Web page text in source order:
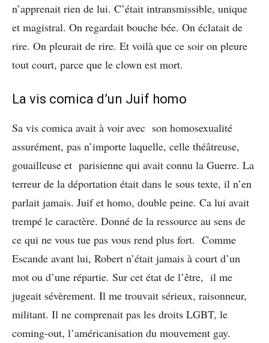
n’apprenait rien de lui. C’était intransmissible, unique
et magistral. On regardait bouche bée. On éclatait de
rire. On pleurait de rire. Et voilà que ce soir on pleure
tout court, parce que le clown est mort.
La vis comica d’un Juif homo
Sa vis comica avait à voir avec son homosexualité
assurément, pas n’importe laquelle, celle théâtreuse,
gouailleuse et parisienne qui avait connu la Guerre. La
terreur de la déportation était dans le sous texte, il n’en
parlait jamais. Juif et homo, double peine. Ca lui avait
trempé le caractère. Donné de la ressource au sens de
ce qui ne vous tue pas vous rend plus fort. Comme
Escande avant lui, Robert n’était jamais à court d’un
mot ou d’une répartie. Sur cet état de l’être, il me
jugeait sévèrement. Il me trouvait sérieux, raisonneur,
militant. Il ne comprenait pas les droits LGBT, le
coming-out, l’américanisation du mouvement gay.